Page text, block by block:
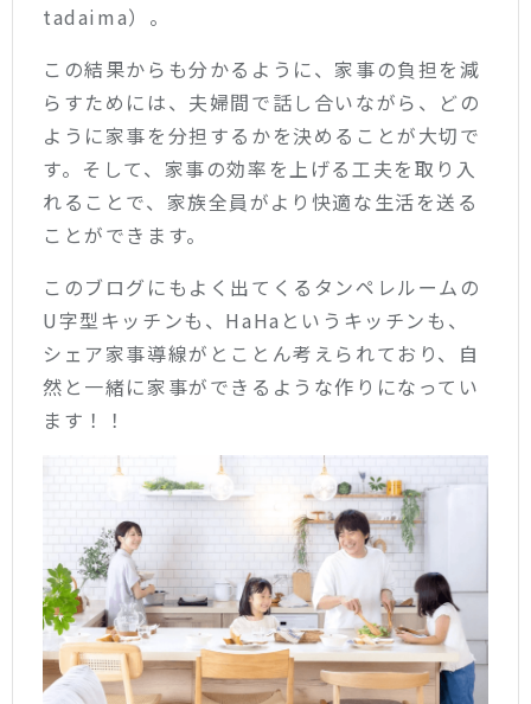
tadaima）。
この結果からも分かるように、家事の負担を減
らすためには、夫婦間で話し合いながら、どの
ように家事を分担するかを決めることが大切で
す。そして、家事の効率を上げる工夫を取り入
れることで、家族全員がより快適な生活を送る
ことができます。
このブログにもよく出てくるタンペレルームの
U字型キッチンも、HaHaというキッチンも、
シェア家事導線がとことん考えられており、自
然と一緒に家事ができるような作りになってい
ます！！